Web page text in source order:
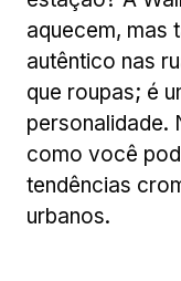
aquecem, mas
autêntico nas
que roupas; é
personalidade.
como você
tendências
urbanos.